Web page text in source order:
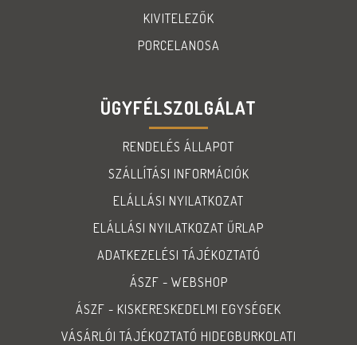
KIVITELEZŐK
PORCELANOSA
ÜGYFÉLSZOLGÁLAT
RENDELÉS ÁLLAPOT
SZÁLLÍTÁSI INFORMÁCIÓK
ELÁLLÁSI NYILATKOZAT
ELÁLLÁSI NYILATKOZAT ŰRLAP
ADATKEZELÉSI TÁJÉKOZTATÓ
ÁSZF - WEBSHOP
ÁSZF - KISKERESKEDELMI EGYSÉGEK
VÁSÁRLÓI TÁJÉKOZTATÓ HIDEGBURKOLATI